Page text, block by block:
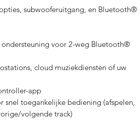
subwooferuitgang, en Bluetooth®
voor 2-weg Bluetooth®
cloud muziekdiensten of uw
app
snel toegankelijke bediening (afspelen,
volgende track)